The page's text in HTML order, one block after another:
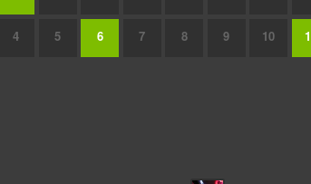
4 5 6 7 8 9 10